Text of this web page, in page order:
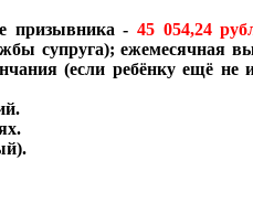
призывника - 45 054,24
супруга); ежемесячная
(если ребёнку ещё